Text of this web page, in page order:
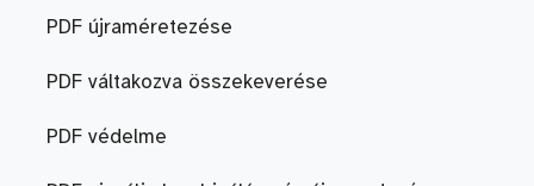
PDF újraméretezése
PDF váltakozva összekeverése
PDF védelme